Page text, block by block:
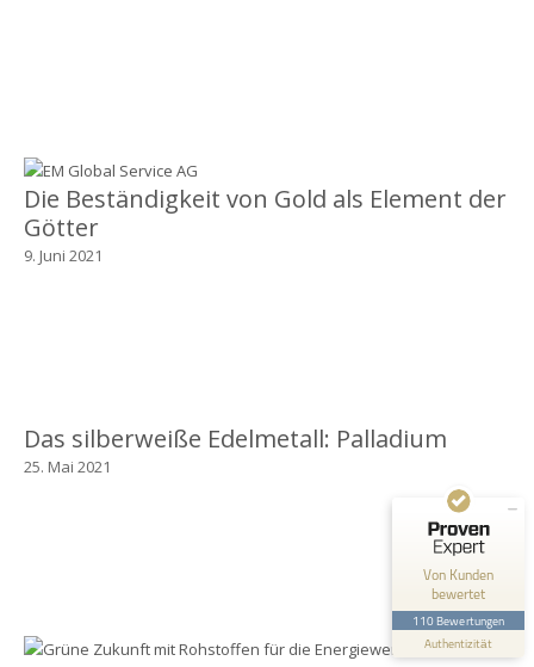
Die Beständigkeit von Gold als Element der
Götter
9. Juni 2021
Das silberweiße Edelmetall: Palladium
25. Mai 2021
Von Kunden
bewertet
110 Bewertungen
Authentizität
Empfehlungen auf
ProvenExpert.com
68
Bewertungen auf
ProvenExpert.com
Blick aufs ProvenExpert-Profil werfen
2.7.2026